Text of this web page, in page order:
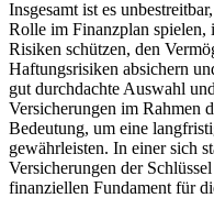
Insgesamt ist es
Rolle im Finanzplan spielen,
Risiken schützen, den
Haftungsrisiken absichern
gut durchdachte Auswahl
Versicherungen im Rahmen
Bedeutung, um eine
gewährleisten. In einer sich
Versicherungen der
finanziellen Fundament für